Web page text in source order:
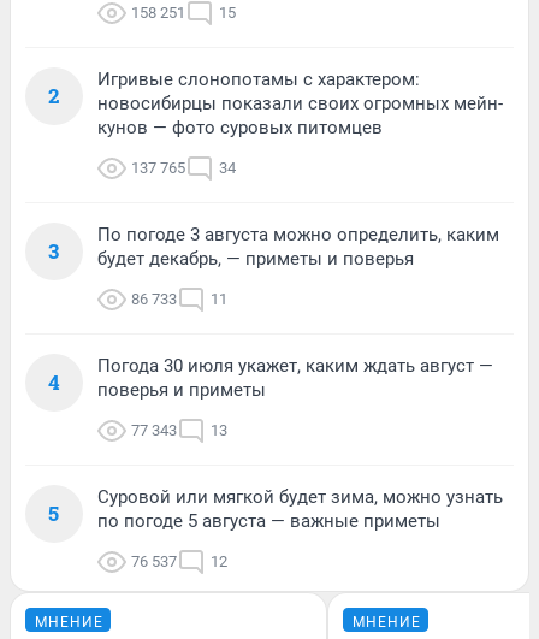
158 251 15
2
Игривые слонопотамы с характером:
новосибирцы показали своих огромных мейн-
кунов — фото суровых питомцев
137 765 34
3
По погоде 3 августа можно определить, каким
будет декабрь, — приметы и поверья
86 733 11
4
Погода 30 июля укажет, каким ждать август —
поверья и приметы
77 343 13
5
Суровой или мягкой будет зима, можно узнать
по погоде 5 августа — важные приметы
76 537 12
МНЕНИЕ МНЕНИЕ